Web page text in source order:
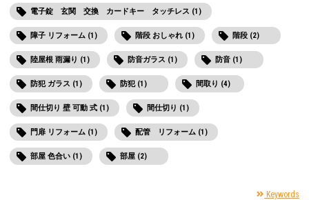
電子錠 玄関 交換 カードキー タッチレス (1)
障子 リフォーム (1) 階段 おしゃれ (1) 階段 (2)
陸屋根 雨漏り (1) 防音ガラス (1) 防音 (1)
防犯 ガラス (1) 防犯 (1) 間取り (4)
間仕切り 壁 可動 式 (1) 間仕切り (1)
門扉 リフォーム (1) 配管 リフォーム (1)
部屋 色合い (1) 部屋 (2)
Keywords